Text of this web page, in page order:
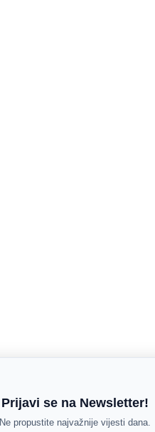
Prijavi se na Newsletter!
Ne propustite najvažnije vijesti dana.